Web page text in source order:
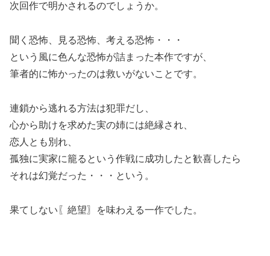
次回作で明かされるのでしょうか。
聞く恐怖、見る恐怖、考える恐怖・・・
という風に色んな恐怖が詰まった本作ですが、
筆者的に怖かったのは救いがないことです。
連鎖から逃れる方法は犯罪だし、
心から助けを求めた実の姉には絶縁され、
恋人とも別れ、
孤独に実家に籠るという作戦に成功したと歓喜したら
それは幻覚だった・・・という。
果てしない〖絶望〗を味わえる一作でした。